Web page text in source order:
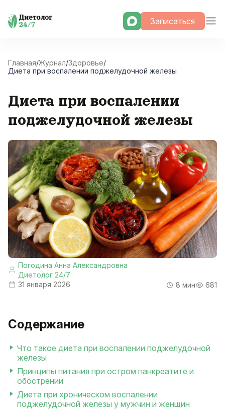
Skip
Записаться
Главная/Журнал/Здоровье/
Диета при воспалении поджелудочной железы
Диета при воспалении
поджелудочной железы
Погодина Анна Александровна
Диетолог 24/7
31 января 2026
8 мин 681
Содержание
Что такое диета при воспалении поджелудочной
железы
Принципы питания при остром панкреатите и
обострении
Диета при хроническом воспалении
поджелудочной железы у мужчин и женщин